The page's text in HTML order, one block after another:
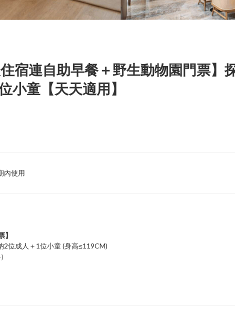
宿連自助早餐＋野生動物園門票】
小童【天天適用】
內使用
位成人＋1位小童 (身高≤119CM)